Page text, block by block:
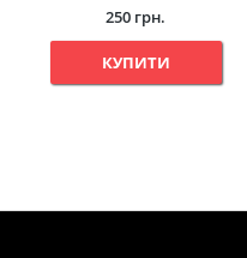
250 грн.
КУПИТИ